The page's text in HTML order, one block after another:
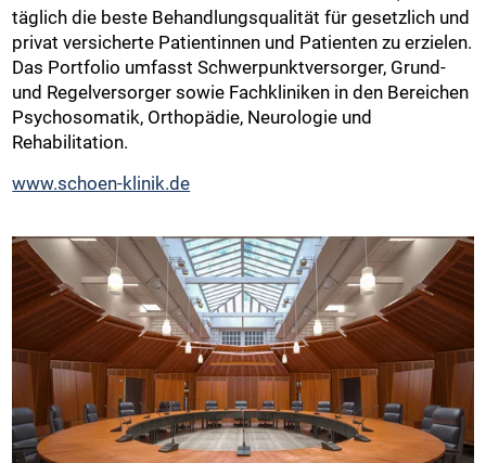
täglich die beste Behandlungsqualität für gesetzlich und
privat versicherte Patientinnen und Patienten zu erzielen.
Das Portfolio umfasst Schwerpunktversorger, Grund-
und Regelversorger sowie Fachkliniken in den Bereichen
Psychosomatik, Orthopädie, Neurologie und
Rehabilitation.
www.schoen-klinik.de